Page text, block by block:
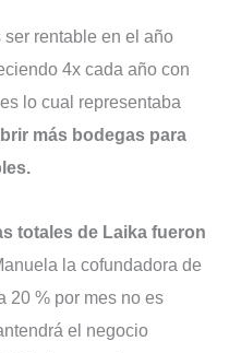
rentable en el año
4x cada año con
lo cual representaba
más bodegas para
totales de Laika fueron
la cofundadora de
20 % por mes no es
el negocio